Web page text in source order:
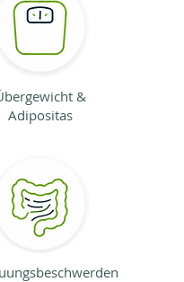
&
Adipositas